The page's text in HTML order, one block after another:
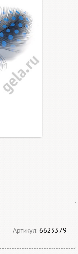
Артикул: 6623379